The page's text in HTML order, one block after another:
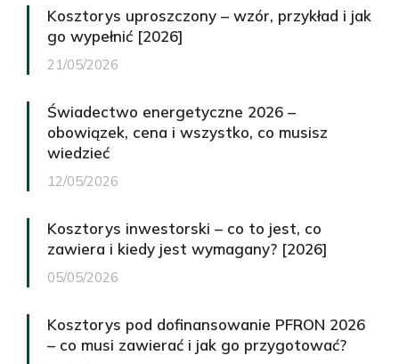
Kosztorys uproszczony – wzór, przykład i jak
go wypełnić [2026]
21/05/2026
Świadectwo energetyczne 2026 –
obowiązek, cena i wszystko, co musisz
wiedzieć
12/05/2026
Kosztorys inwestorski – co to jest, co
zawiera i kiedy jest wymagany? [2026]
05/05/2026
Kosztorys pod dofinansowanie PFRON 2026
– co musi zawierać i jak go przygotować?